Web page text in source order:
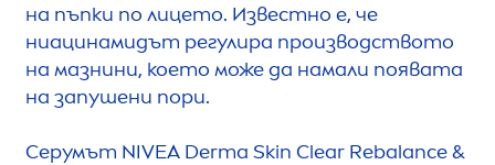
на пъпки по лицето. Известно е, че
ниацинамидът регулира производството
на мазнини, което може да намали появата
на запушени пори.
Серумът NIVEA Derma Skin Clear Rebalance&